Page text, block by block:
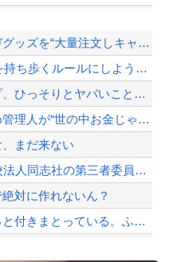
【悲報】共同通信「高市総理、避難所3分間の被災地熊本視察動画に批判！」 → 内閣...
「コンビニ、馬鹿にすんなよ」→あのオーナー夫婦、不起訴ｗｗｗｗｗｗｗｗｗ
限界突破ｗｗｗｗｗｗ
【配信者】「金バエ」のSNS更新が1週間途絶え、様々な憶測が飛び交う。1週間ぶり...
Powered by livedoor 相互RSS
少年ジャンプの人気マンガグッズを“大量注文しキャンセル”繰り返したか 女逮捕 総...
日本政府「犯罪者はGPSを持ち歩くルールにしよう。強制は可哀想🥺」
【悲報】週刊少年ジャンプ、ひっそりとヤバいことになっていた・・・
【かっけぇ…】あのまとめ管理人が“世の中お金じゃない”に共感‥‥「お金で忖度ばか...
、まだ来ない
辺野古転覆ﾀﾋ亡事故、学校法人同志社の第三者委員会が調査報告書を公表 … 安全配...
対に作れないん？
冷凍庫パンパン問題がずっと付きまとっている。ふるさと納税も頼みたいけれど入れる場...